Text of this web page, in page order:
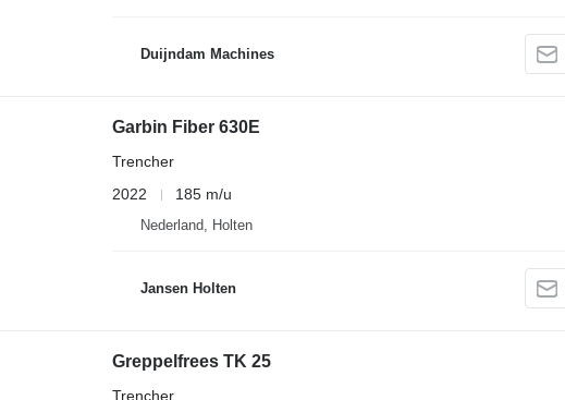
Duijndam Machines
Garbin Fiber 630E
Trencher
2022
185 m/u
Nederland, Holten
Jansen Holten
Greppelfrees TK 25
Trencher